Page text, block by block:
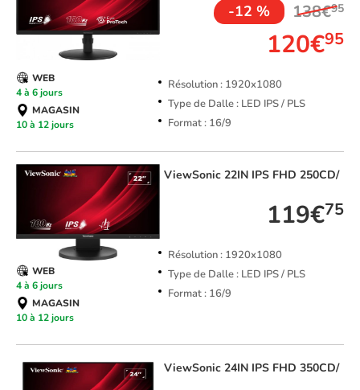
-12 % 138€95
120€95
Résolution : 1920x1080
Type de Dalle : LED IPS / PLS
Format : 16/9
WEB
4 à 6 jours
MAGASIN
10 à 12 jours
ViewSonic 22IN IPS FHD 250CD/
119€75
Résolution : 1920x1080
Type de Dalle : LED IPS / PLS
Format : 16/9
WEB
4 à 6 jours
MAGASIN
10 à 12 jours
ViewSonic 24IN IPS FHD 350CD/